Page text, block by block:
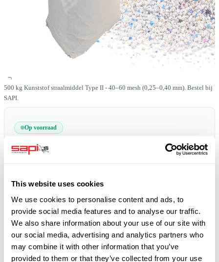
This website uses cookies
We use cookies to personalise content and ads, to
provide social media features and to analyse our traffic.
We also share information about your use of our site with
our social media, advertising and analytics partners who
may combine it with other information that you’ve
provided to them or that they’ve collected from your use
500 kg Kunststof straalmiddel Type II - 40–60 mesh (0,25–0,40 mm). Bestel bij
SAPI.
Op voorraad
SKU 0519-PLAST-II-40-60-500
plus 19% BTW